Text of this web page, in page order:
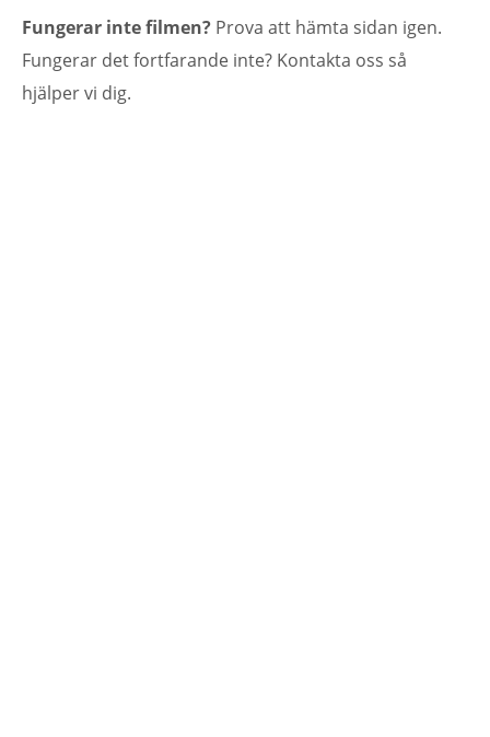
Fungerar inte filmen? Prova att hämta sidan igen.
Fungerar det fortfarande inte? Kontakta oss så
hjälper vi dig.